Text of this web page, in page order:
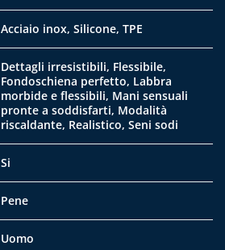
Acciaio inox, Silicone, TPE
Dettagli irresistibili, Flessibile,
Fondoschiena perfetto, Labbra
morbide e flessibili, Mani sensuali
pronte a soddisfarti, Modalità
riscaldante, Realistico, Seni sodi
Si
Pene
Uomo